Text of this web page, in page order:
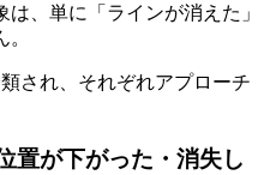
、単に「ラインが消えた」
され、それぞれアプローチ
置が下がった・消失し